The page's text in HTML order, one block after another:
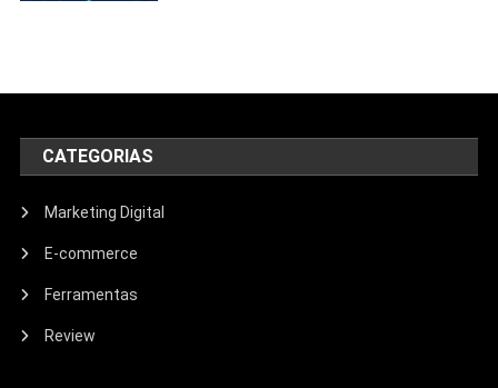
CATEGORIAS
Marketing Digital
E-commerce
Ferramentas
Review